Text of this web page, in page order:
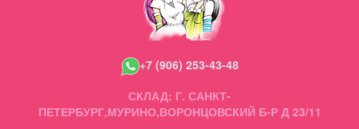
+7 (906) 253-43-48
СКЛАД: Г. САНКТ-
ПЕТЕРБУРГ,МУРИНО,ВОРОНЦОВСКИЙ Б-Р Д 23/11